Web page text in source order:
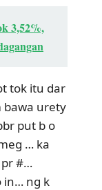
3,52%,
tok itu dar
bawa urety
put b o
… ka
pr #…
in… ng k